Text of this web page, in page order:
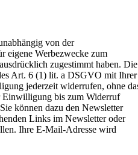
von der
eigene Werbezwecke zum
zugestimmt haben. Die
Art. 6 (1) lit. a DSGVO mit Ihrer
jederzeit widerrufen, ohne
Einwilligung bis zum Widerruf
können dazu den Newsletter
Links im Newsletter oder
Ihre E-Mail-Adresse wird